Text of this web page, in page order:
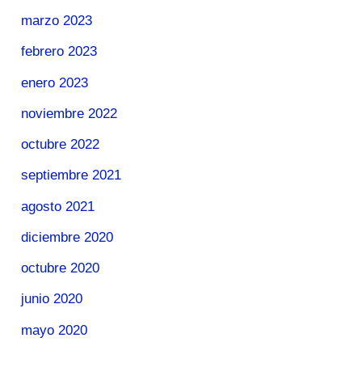
marzo 2023
febrero 2023
enero 2023
noviembre 2022
octubre 2022
septiembre 2021
agosto 2021
diciembre 2020
octubre 2020
junio 2020
mayo 2020